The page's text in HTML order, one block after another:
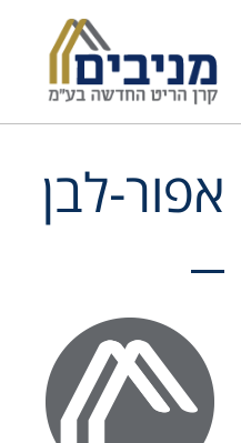
אפור-לבן